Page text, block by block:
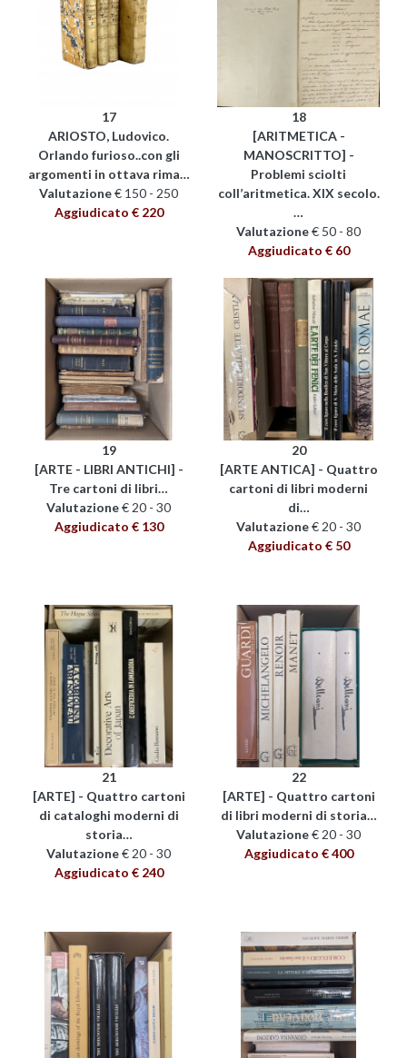
17
ARIOSTO, Ludovico.
Orlando furioso..con gli
argomenti in ottava rima…
Valutazione€ 150 - 250
Aggiudicato € 220
18
[ARITMETICA -
MANOSCRITTO] -
Problemi sciolti
coll’aritmetica. XIX secolo.
…
Valutazione€ 50 - 80
Aggiudicato € 60
19
[ARTE - LIBRI ANTICHI] -
Tre cartoni di libri…
Valutazione€ 20 - 30
Aggiudicato € 130
20
[ARTE ANTICA] - Quattro
cartoni di libri moderni
di…
Valutazione€ 20 - 30
Aggiudicato € 50
21
[ARTE] - Quattro cartoni
di cataloghi moderni di
storia…
Valutazione€ 20 - 30
Aggiudicato € 240
22
[ARTE] - Quattro cartoni
di libri moderni di storia…
Valutazione€ 20 - 30
Aggiudicato € 400